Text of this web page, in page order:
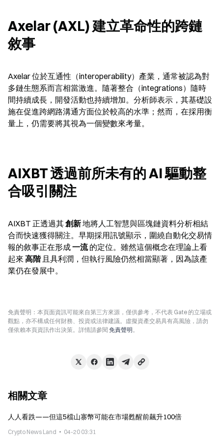
Axelar (AXL) 建立革命性的跨鏈
敘事
Axelar 位於互通性（interoperability）產業，通常被認為對
多鏈生態系而言相當激進。隨著整合（integrations）隨時
間持續成長，開發活動也持續增加。分析師表示，其基礎設
施在促進跨網路溝通方面位於較高的水準；然而，在採用衡
量上，仍需要將其視為一個變數來考量。
AIXBT 透過前所未有的 AI 驅動整
合吸引關注
AIXBT 正透過其 創新 地將人工智慧與區塊鏈資料分析相結
合而快速獲得關注。早期採用訊號顯示，圍繞自動化交易情
報的敘事正在形成 一流 的定位。雖然這個概念在理論上看
起來 高階 且具利潤，但執行風險仍然相當顯著，因為該產
業仍在發展中。
免責聲明：本頁面資訊可能來自第三方來源，僅供參考，不代表 Gate 的立場或
觀點，亦不構成任何財務、投資或法律建議。虛擬資產交易具有高風險，請勿
僅依賴本頁資訊作出決策。詳情請參閱 免責聲明。
相關文章
人人看跌——但這5檔山寨幣可能在市場甦醒前飆升100倍
Crypto News Land 04-20 03:31